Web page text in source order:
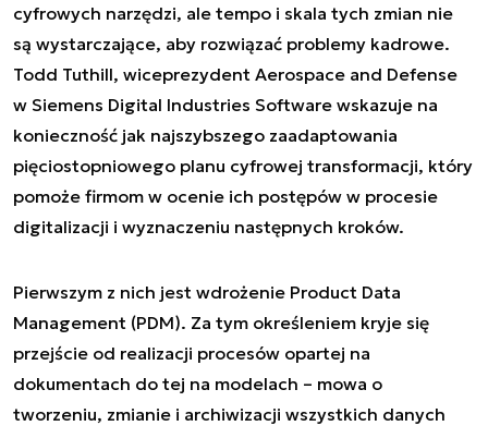
cyfrowych narzędzi, ale tempo i skala tych zmian nie
są wystarczające, aby rozwiązać problemy kadrowe.
Todd Tuthill, wiceprezydent Aerospace and Defense
w Siemens Digital Industries Software wskazuje na
konieczność jak najszybszego zaadaptowania
pięciostopniowego planu cyfrowej transformacji, który
pomoże firmom w ocenie ich postępów w procesie
digitalizacji i wyznaczeniu następnych kroków.
Pierwszym z nich jest wdrożenie Product Data
Management (PDM). Za tym określeniem kryje się
przejście od realizacji procesów opartej na
dokumentach do tej na modelach – mowa o
tworzeniu, zmianie i archiwizacji wszystkich danych